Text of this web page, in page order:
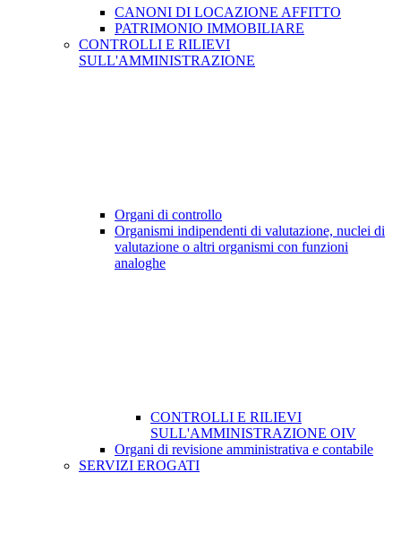
CANONI DI LOCAZIONE AFFITTO
PATRIMONIO IMMOBILIARE
CONTROLLI E RILIEVI
SULL'AMMINISTRAZIONE
Organi di controllo
Organismi indipendenti di valutazione, nuclei di
valutazione o altri organismi con funzioni
analoghe
CONTROLLI E RILIEVI
SULL'AMMINISTRAZIONE OIV
Organi di revisione amministrativa e contabile
SERVIZI EROGATI